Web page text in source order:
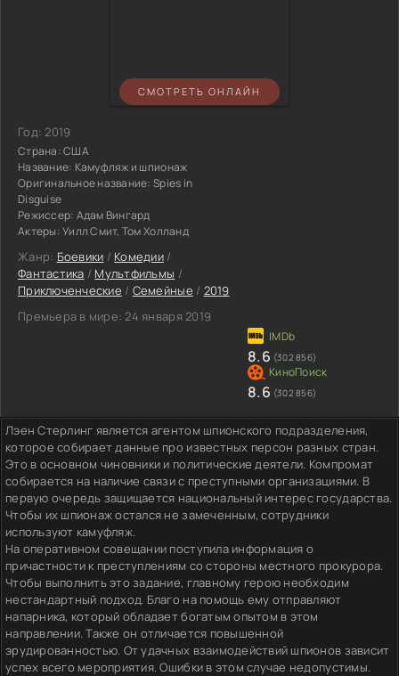
СМОТРЕТЬ ОНЛАЙН
Год:2019
Страна:США
Название: Камуфляж и шпионаж
Оригинальное название: Spies in
Disguise
Режиссер: Адам Вингард
Актеры:Уилл Смит, Том Холланд
Жанр: Боевики / Комедии /
Фантастика / Мультфильмы /
Приключенческие / Семейные / 2019
Премьера в мире: 24 января 2019
8.6 (302 856)
8.6 (302 856)
Лэен Стерлинг является агентом шпионского подразделения,
которое собирает данные про известных персон разных стран.
Это в основном чиновники и политические деятели. Компромат
собирается на наличие связи с преступными организациями. В
первую очередь защищается национальный интерес государства.
Чтобы их шпионаж остался не замеченным, сотрудники
используют камуфляж.
На оперативном совещании поступила информация о
причастности к преступлениям со стороны местного прокурора.
Чтобы выполнить это задание, главному герою необходим
нестандартный подход. Благо на помощь ему отправляют
напарника, который обладает богатым опытом в этом
направлении. Также он отличается повышенной
эрудированностью. От удачных взаимодействий шпионов зависит
успех всего мероприятия. Ошибки в этом случае недопустимы.